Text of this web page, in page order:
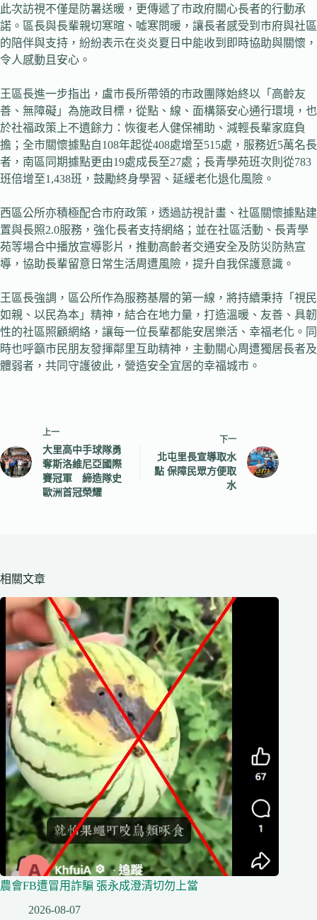
此次訪視不僅是防暑送暖，更傳遞了市政府關心長者的行動承
諾。區長與長輩親切寒暄、噓寒問暖，讓長者感受到市府與社區
的陪伴與支持，紛紛表示在炎炎夏日中能收到即時協助與關懷，
令人感動且安心。
王區長進一步指出，盧市長所帶領的市政團隊始終以「高齡友
善、無障礙」為施政目標，從點、線、面構築安心通行環境，也
於社福政策上不遺餘力：恢復老人健保補助、減輕長輩家庭負
擔；全市關懷據點自108年起從408處增至515處，服務近5萬名長
者，南區同期據點更由19處成長至27處；長青學苑班次則從783
班倍增至1,438班，鼓勵終身學習、延緩老化退化風險。
西區公所亦積極配合市府政策，透過訪視計畫、社區關懷據點建
置與長照2.0服務，強化長者支持網絡；並在社區活動、長青學
苑等場合中播放宣導影片，推動高齡者交通安全及防災防熱宣
導，協助長輩留意日常生活周遭風險，提升自我保護意識。
王區長強調，區公所作為服務基層的第一線，將持續秉持「視民
如親、以民為本」精神，結合在地力量，打造溫暖、友善、具韌
性的社區照顧網絡，讓每一位長輩都能安居樂活、幸福老化。同
時也呼籲市民朋友發揮鄰里互助精神，主動關心周遭獨居長者及
體弱者，共同守護彼此，營造安全宜居的幸福城市。
上一
大里高中手球隊勇
奪斯洛維尼亞國際
賽冠軍 締造隊史
歐洲首冠榮耀
下一
北屯里長宣導取水
點 保障民眾方便取
水
相關文章
農會FB遭冒用詐騙 張永成澄清切勿上當
2026-08-07